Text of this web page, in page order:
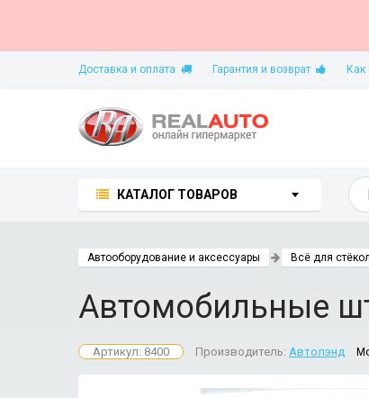
Доставка и оплата Гарантия и возврат Как
КАТАЛОГ ТОВАРОВ
Автооборудование и аксессуары Всё для
Автомобильные
Артикул: 8400 Производитель: Автолэнд